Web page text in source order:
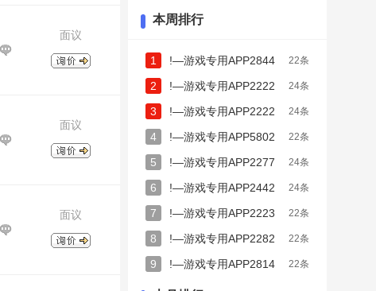
!—游戏专
!—游戏专用
面议
面议
面议
2226776
本周排行
22条
1
!—游戏专用APP2844
4444234
24条
2
!—游戏专用APP2222
82727273
24条
3
!—游戏专用APP2222
8224328
22条
4
!—游戏专用APP5802
356458
24条
5
!—游戏专用APP2277
7444256
24条
6
!—游戏专用APP2442
56992
22条
7
!—游戏专用APP2223
2222269
22条
8
!—游戏专用APP2282
6926444
22条
9
!—游戏专用APP2814